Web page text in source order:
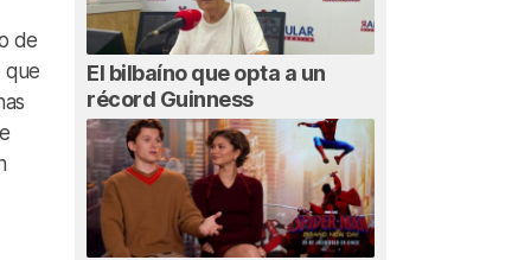
de
que
El bilbaíno que opta a un
récord Guinness